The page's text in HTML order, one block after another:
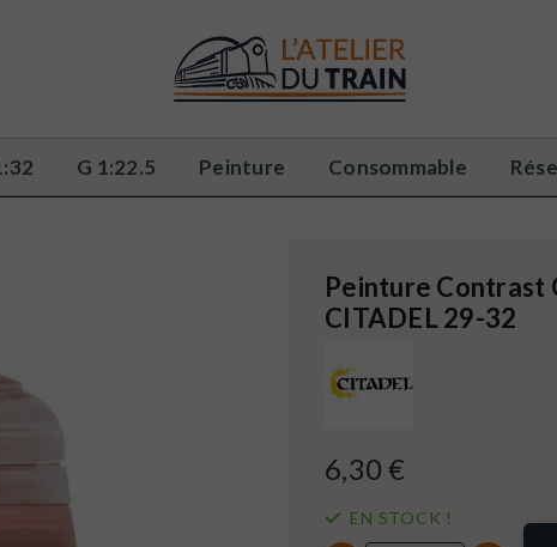
G 1:22.5 Peinture Consommable
Peinture Contrast
CITADEL 29-32
6,30 €
EN STOCK !